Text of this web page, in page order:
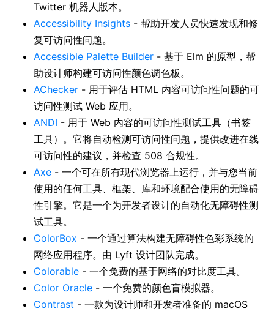
Twitter 机器人版本。
Accessibility Insights - 帮助开发人员快速发现和修
复可访问性问题。
Accessible Palette Builder - 基于 Elm 的原型，帮
助设计师构建可访问性颜色调色板。
AChecker - 用于评估 HTML 内容可访问性问题的可
访问性测试 Web 应用。
ANDI - 用于 Web 内容的可访问性测试工具（书签
工具）。它将自动检测可访问性问题，提供改进在线
可访问性的建议，并检查 508 合规性。
Axe - 一个可在所有现代浏览器上运行，并与您当前
使用的任何工具、框架、库和环境配合使用的无障碍
性引擎。它是一个为开发者设计的自动化无障碍性测
试工具。
ColorBox - 一个通过算法构建无障碍性色彩系统的
网络应用程序。由 Lyft 设计团队完成。
Colorable - 一个免费的基于网络的对比度工具。
Color Oracle - 一个免费的颜色盲模拟器。
Contrast - 一款为设计师和开发者准备的 macOS